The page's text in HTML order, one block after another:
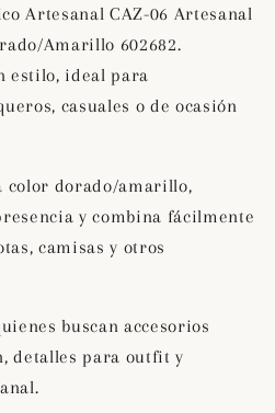
Artesanal CAZ-06 Artesanal
Amarillo 602682.
estilo, ideal para
casuales o de ocasión
color dorado/amarillo,
y combina fácilmente
camisas y otros
buscan accesorios
detalles para outfit y